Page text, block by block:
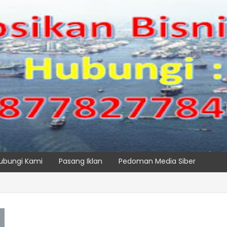
Kami Pasang Iklan Pedoman Media Siber